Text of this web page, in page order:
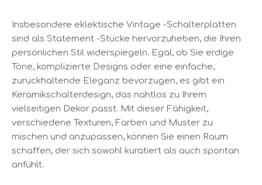
Insbesondere eklektische Vintage -Schalterplatten
sind als Statement -Stücke hervorzuheben, die Ihren
persönlichen Stil widerspiegeln. Egal, ob Sie erdige
Töne, komplizierte Designs oder eine einfache,
zurückhaltende Eleganz bevorzugen, es gibt ein
Keramikschalterdesign, das nahtlos zu Ihrem
vielseitigen Dekor passt. Mit dieser Fähigkeit,
verschiedene Texturen, Farben und Muster zu
mischen und anzupassen, können Sie einen Raum
schaffen, der sich sowohl kuratiert als auch spontan
anfühlt.